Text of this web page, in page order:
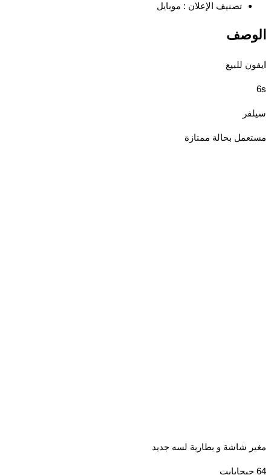
تصنيف الإعلان :موبايل
للبيع
بحالة ممتازة
شاشة و بطارية لسه جديد